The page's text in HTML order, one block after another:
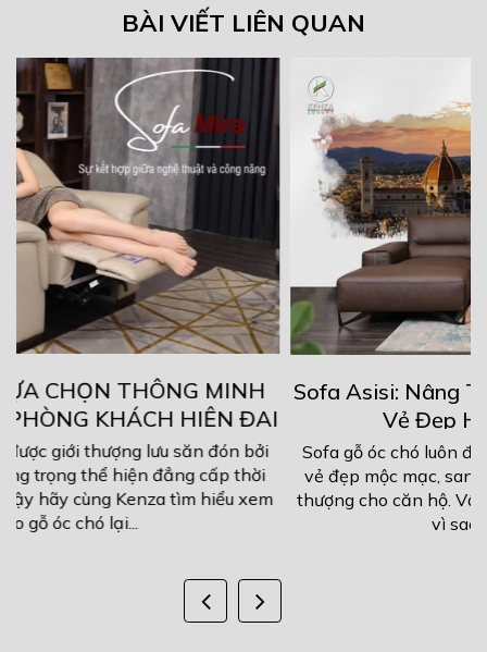
BÀI VIẾT LIÊN QUAN
Sofa Asisi: Nâng Tầm Không Gian Sống Với
Vẻ Đẹp Hoàn Mỹ Chuẩn Ý
Sofa gỗ óc chó luôn được giới thượng lưu săn đón bởi
vẻ đẹp mộc mạc, sang trọng thể hiện đẳng cấp thời
thượng cho căn hộ. Vậy hãy cùng Kenza tìm hiểu xem